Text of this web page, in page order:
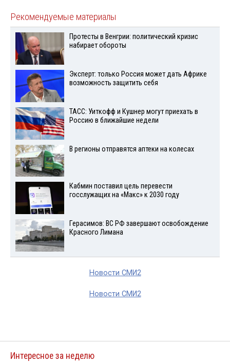
Рекомендуемые материалы
Протесты в Венгрии: политический кризис
набирает обороты
Эксперт: только Россия может дать Африке
возможность защитить себя
ТАСС: Уиткофф и Кушнер могут приехать в
Россию в ближайшие недели
В регионы отправятся аптеки на колесах
Кабмин поставил цель перевести
госслужащих на «Макс» к 2030 году
Герасимов: ВС РФ завершают освобождение
Красного Лимана
Новости СМИ2
Новости СМИ2
Интересное за неделю